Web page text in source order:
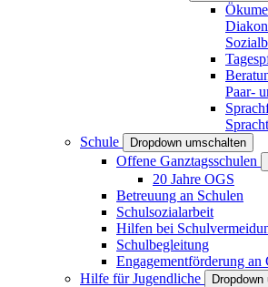
Paar-
Schule
Dropdown umschalten
Offene Ganztagsschulen
20 Jahre OGS
Betreuung an Schulen
Schulsozialarbeit
Hilfen bei
Schulbegleitung
Engagementförderung an
Hilfe für Jugendliche